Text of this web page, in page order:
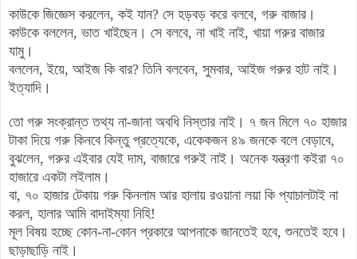
কাউকে জিজ্ঞেস করলেন, কই যান? সে হড়বড় করে বলবে, গরু বাজার ।
কাউকে বললেন, ভাত খাইছেন । সে বলবে, না খাই নাই, খায়া গরুর বাজার
যামু।
বললেন, ইয়ে, আইজ কি বার? তিনি বলবেন, সুমবার, আইজ গরুর হাট নাই ।
ইত্যাদি ।
তো গরু সংক্রান্ত তথ্য না-জানা অবধি নিস্তার নাই । ৭ জন মিলে ৭০ হাজার
টাকা দিয়ে গরু কিনবে কিন্তু প্রত্যেকে, একেকজন ৪৯ জনকে বলে বেড়াবে,
বুঝলেন, গরুর এইবার যেই দাম, বাজারে গরুই নাই । অনেক যন্ত্রণা কইরা ৭০
হাজারে একটা লইলাম।
বা, ৭০ হাজার টেকায় গরু কিনলাম আর হালায় রওয়ানা লয়া কি প্যাচালটাই না
করল, হালার আমি বাদাইম্যা নিহি!
মূল বিষয় হচ্ছে কোন-না-কোন প্রকারে আপনাকে জানতেই হবে, শুনতেই হবে ।
ছাড়াছাড়ি নাই ।